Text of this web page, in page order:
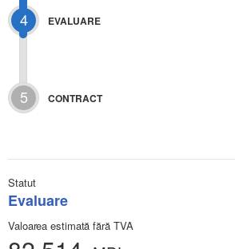
4 EVALUARE
5 CONTRACT
Statut
Evaluare
Valoarea estimată fără TVA